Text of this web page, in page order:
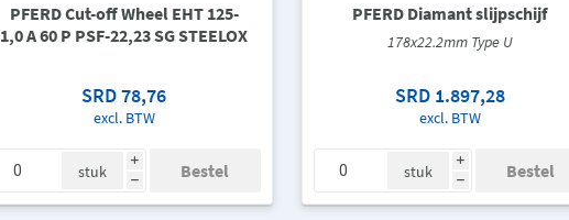
PFERD Cut-off Wheel EHT 125-
1,0 A 60 P PSF-22,23 SG STEELOX
SRD 78,76
excl. BTW
i
h
stuk
PFERD Diamant slijpschijf
178x22.2mm Type U
SRD 1.897,28
excl. BTW
i
h
stuk